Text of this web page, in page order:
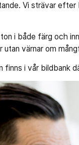
Vi strävar
i både färg och
värnar om
finns i vår bildbank